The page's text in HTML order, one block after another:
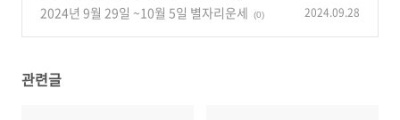
2024년 9월 29일 ~10월 5일 별자리운세 (0) 2024.09.28
관련글